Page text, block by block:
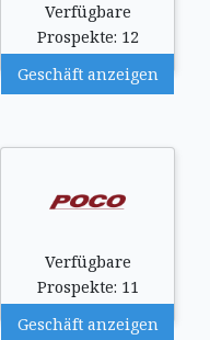
Verfügbare
Prospekte: 12
Geschäft anzeigen
Verfügbare
Prospekte: 11
Geschäft anzeigen